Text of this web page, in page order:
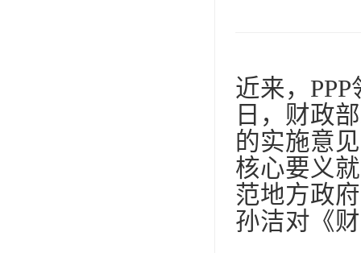
近来， PPP
日，财政
的实施意
核心要义
范地方政
孙洁对《